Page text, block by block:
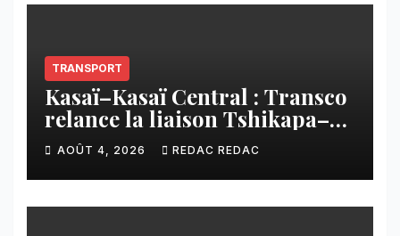
TRANSPORT
Kasaï–Kasaï Central : Transco
relance la liaison Tshikapa–
Tshiamu pour faciliter les
échanges
AOÛT 4, 2026 REDAC REDAC